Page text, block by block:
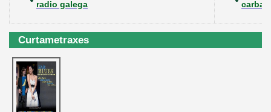
radio galega
Curtametraxes